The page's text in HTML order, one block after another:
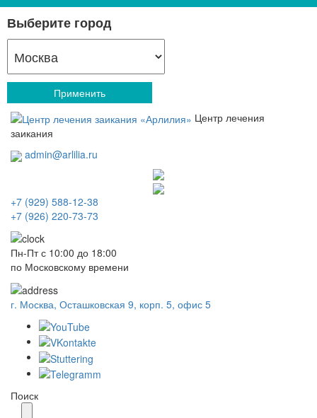
Выберите город
Применить
Центр лечения
заикания
admin@arlilia.ru
+7 (929) 588-12-38
+7 (926) 220-73-73
Пн-Пт с 10:00 до 18:00
по Московскому времени
г. Москва, Осташковская 9, корп. 5, офис 5
Поиск